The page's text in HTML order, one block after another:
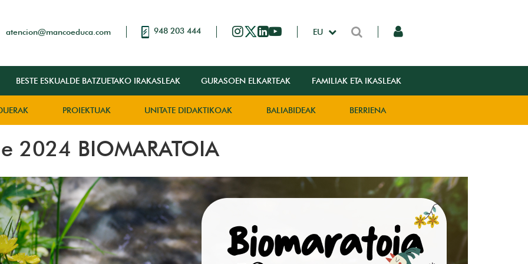
atencion@mancoeduca.com 948 203 444 EU
BESTE ESKUALDE BATZUETAKO IRAKASLEAK GURASOEN ELKARTEAK FAMILIAK ETA IKASLEAK
PROIEKTUAK UNITATE DIDAKTIKOAK BALIABIDEAK BERRIENA
2024 BIOMARATOIA